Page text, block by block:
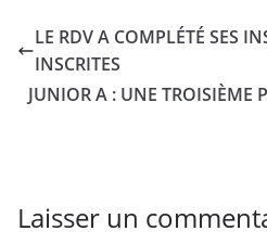
LE RDV A COMPLÉTÉ SES
INSCRITES
JUNIOR A : UNE TROISIÈME
Laisser un